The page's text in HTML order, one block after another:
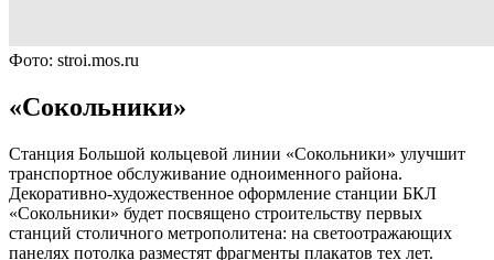
Фото: stroi.mos.ru
«Сокольники»
Станция Большой кольцевой линии «Сокольники» улучшит
транспортное обслуживание одноименного района.
Декоративно-художественное оформление станции БКЛ
«Сокольники» будет посвящено строительству первых
станций столичного метрополитена: на светоотражающих
панелях потолка разместят фрагменты плакатов тех лет.